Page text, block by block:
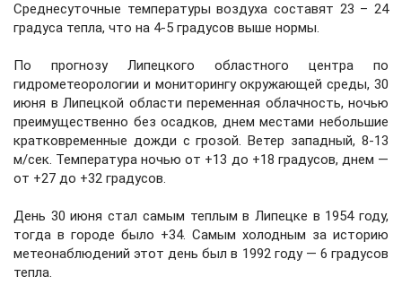
Среднесуточные температуры воздуха составят 23 – 24
градуса тепла, что на 4-5 градусов выше нормы.
По прогнозу Липецкого областного центра по
гидрометеорологии и мониторингу окружающей среды, 30
июня в Липецкой области переменная облачность, ночью
преимущественно без осадков, днем местами небольшие
кратковременные дожди с грозой. Ветер западный, 8-13
м/сек. Температура ночью от +13 до +18 градусов, днем —
от +27 до +32 градусов.
День 30 июня стал самым теплым в Липецке в 1954 году,
тогда в городе было +34. Самым холодным за историю
метеонаблюдений этот день был в 1992 году — 6 градусов
тепла.